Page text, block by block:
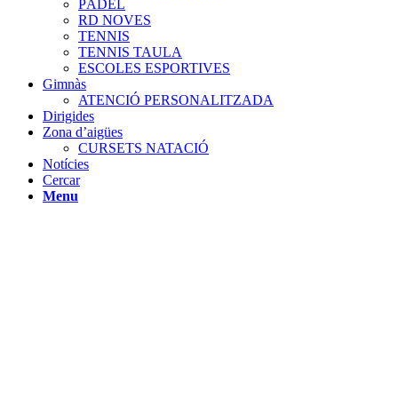
PÀDEL
RD NOVES
TENNIS
TENNIS TAULA
ESCOLES ESPORTIVES
Gimnàs
ATENCIÓ PERSONALITZADA
Dirigides
Zona d’aigües
CURSETS NATACIÓ
Notícies
Cercar
Menu